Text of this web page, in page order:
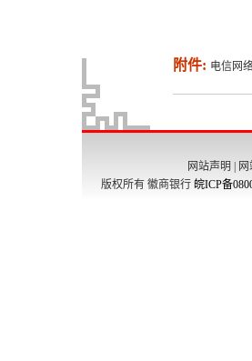
附件: 电信网
网站声明
版权所有 徽商银行 皖ICP备